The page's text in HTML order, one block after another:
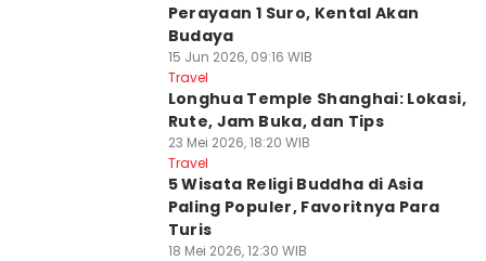
Perayaan 1 Suro, Kental Akan
Budaya
15 Jun 2026, 09:16 WIB
Travel
Longhua Temple Shanghai: Lokasi,
Rute, Jam Buka, dan Tips
23 Mei 2026, 18:20 WIB
Travel
5 Wisata Religi Buddha di Asia
Paling Populer, Favoritnya Para
Turis
18 Mei 2026, 12:30 WIB